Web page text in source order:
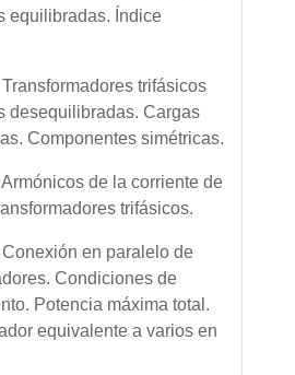
equilibradas. Índice
Transformadores trifásicos
desequilibradas. Cargas
Componentes simétricas.
Armónicos de la corriente de
trifásicos.
Conexión en paralelo de
Condiciones de
Potencia máxima total.
equivalente a varios en